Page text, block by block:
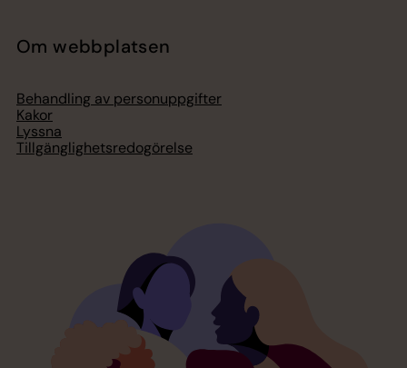
Om webbplatsen
Behandling av personuppgifter
Kakor
Lyssna
Tillgänglighetsredogörelse